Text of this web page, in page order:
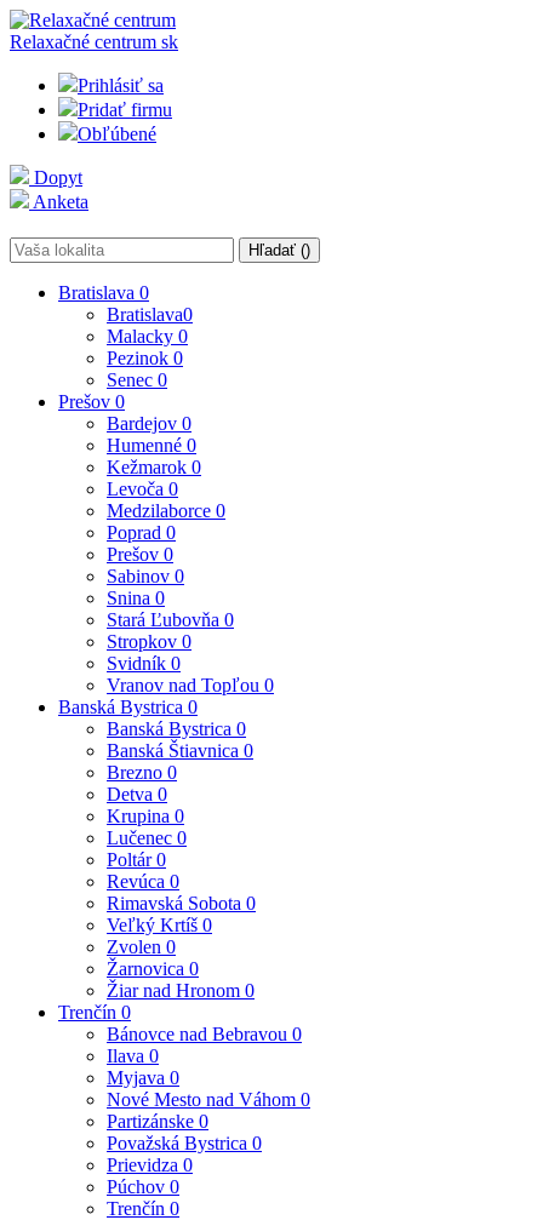
Relaxačné centrum sk
Prihlásiť sa
Pridať firmu
Obľúbené
Dopyt
Anketa
Hľadať ()
Bratislava 0
Bratislava0
Malacky 0
Pezinok 0
Senec 0
Prešov 0
Bardejov 0
Humenné 0
Kežmarok 0
Levoča 0
Medzilaborce 0
Poprad 0
Prešov 0
Sabinov 0
Snina 0
Stará Ľubovňa 0
Stropkov 0
Svidník 0
Vranov nad Topľou 0
Banská Bystrica 0
Banská Bystrica 0
Banská Štiavnica 0
Brezno 0
Detva 0
Krupina 0
Lučenec 0
Poltár0
Revúca 0
Rimavská Sobota 0
Veľký Krtíš 0
Zvolen 0
Žarnovica 0
Žiar nad Hronom 0
Trenčín 0
Bánovce nad Bebravou 0
Ilava 0
Myjava 0
Nové Mesto nad Váhom 0
Partizánske 0
Považská Bystrica 0
Prievidza 0
Púchov 0
Trenčín 0